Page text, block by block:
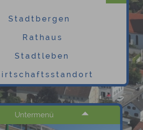
Stadtbergen
Rathaus
Stadtleben
Untermenü